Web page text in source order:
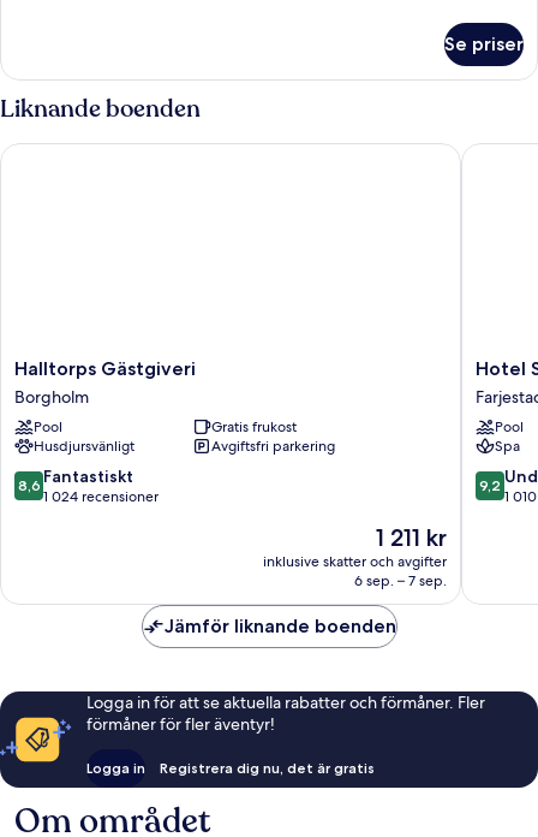
Se priser
Liknande boenden
Halltorps
Gästgiveri
Borgholm
Halltorps Gästgiveri
Borgholm
Pool
Gratis frukost
Husdjursvänligt
Avgiftsfri parkering
8.6
av
8,6 Fantastiskt
1 024 recensioner
Priset
är
1 211 kr
1 211 kr
inklusive skatter och avgifter
6 sep. – 7 sep.
Halltorps Gästgiveri
Hotel
Skansen
Hotel
Pool
Spa
9.2
av
9,2
1
Hotel
Jämför liknande boenden
Logga in för att se aktuella rabatter och förmåner. Fler
förmåner för fler äventyr!
Logga in Registrera dig nu, det är gratis
Om området